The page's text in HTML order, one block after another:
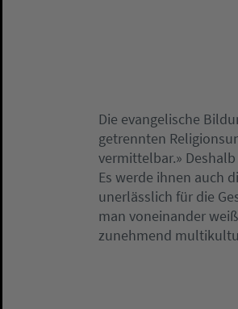
Die evangelische
getrennten
vermittelbar.»
Es werde ihnen auch
unerlässlich für die
man voneinander
zunehmend